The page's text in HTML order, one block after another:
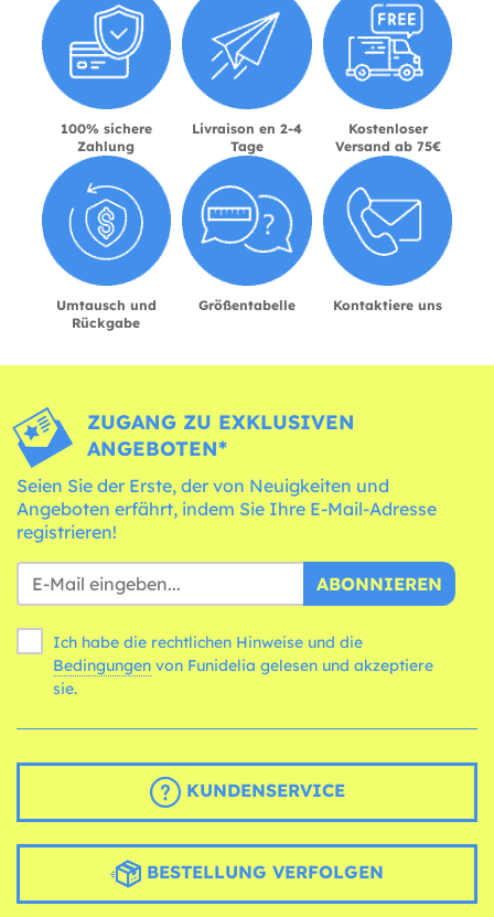
100% sichere
Zahlung
Livraison en 2-4
Tage
Kostenloser
Versand ab 75€
Umtausch und
Rückgabe
Größentabelle Kontaktiere uns
ZUGANG ZU EXKLUSIVEN
ANGEBOTEN*
Seien Sie der Erste, der von Neuigkeiten und
Angeboten erfährt, indem Sie Ihre E-Mail-Adresse
registrieren!
ABONNIEREN
Ich habe die rechtlichen Hinweise und die
Bedingungen
sie.
KUNDENSERVICE
BESTELLUNG VERFOLGEN